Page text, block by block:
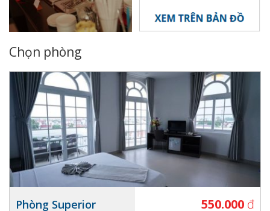
Chọn phòng
Phòng Superior 550.000 đ